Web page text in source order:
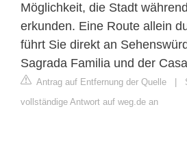
Möglichkeit, die Stadt
erkunden. Eine Route allein
führt Sie direkt an
Sagrada Familia und der
Antrag auf Entfernung der Quelle
vollständige Antwort auf weg.de an